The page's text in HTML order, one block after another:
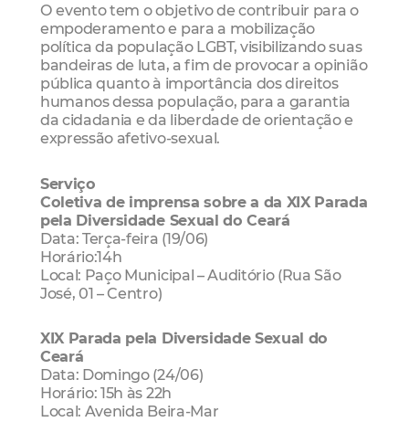
O evento tem o objetivo de contribuir para o
empoderamento e para a mobilização
política da população LGBT, visibilizando suas
bandeiras de luta, a fim de provocar a opinião
pública quanto à importância dos direitos
humanos dessa população, para a garantia
da cidadania e da liberdade de orientação e
expressão afetivo-sexual.
Serviço
Coletiva de imprensa sobre a da XIX Parada
pela Diversidade Sexual do Ceará
Data: Terça-feira (19/06)
Horário:14h
Local: Paço Municipal – Auditório (Rua São
José, 01 – Centro)
XIX Parada pela Diversidade Sexual do
Ceará
Data: Domingo (24/06)
Horário: 15h às 22h
Local: Avenida Beira-Mar